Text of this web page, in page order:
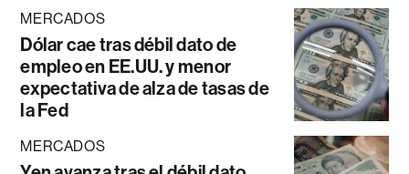
MERCADOS
Dólar cae tras débil dato de
empleo en EE.UU. y menor
expectativa de alza de tasas de
la Fed
MERCADOS